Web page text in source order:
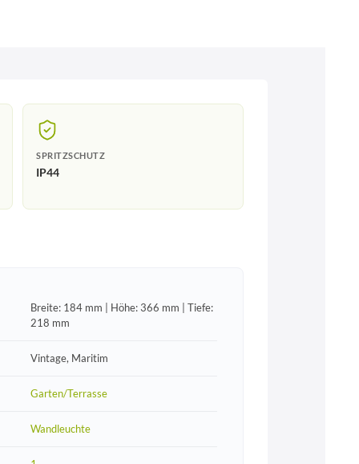
SPRITZSCHUTZ
IP44
Breite: 184 mm | Höhe: 366 mm | Tiefe:
218 mm
Vintage, Maritim
Garten/Terrasse
Wandleuchte